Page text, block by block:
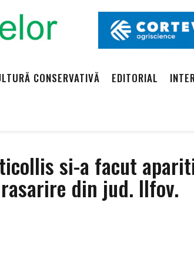
CONSERVATIVĂ EDITORIAL
si-a facut
din jud. Ilfov.